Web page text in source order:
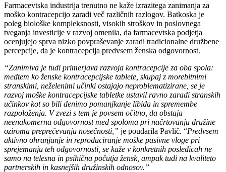
Farmacevtska industrija trenutno ne kaže izrazitega zanimanja za
moško kontracepcijo zaradi več različnih razlogov. Batkoska je
poleg biološke kompleksnosti, visokih stroškov in poslovnega
tveganja investicije v razvoj omenila, da farmacevtska podjetja
ocenjujejo sprva nizko povpraševanje zaradi tradicionalne družbene
percepcije, da je kontracepcija predvsem ženska odgovornost.
“Zanimiva je tudi primerjava razvoja kontracepcije za oba spola:
medtem ko ženske kontracepcijske tablete, skupaj z morebitnimi
stranskimi, neželenimi učinki ostajajo neproblematizirane, se je
razvoj moške kontracepcijske tabletke ustavil ravno zaradi stranskih
učinkov kot so bili denimo pomanjkanje libida in spremembe
razpoloženja. V zvezi s tem je povsem očitno, da obstaja
neenakomerna odgovornost med spoloma pri načrtovanju družine
oziroma preprečevanju nosečnosti,” je poudarila Pavlič. “Predvsem
aktivno ohranjanje in reproduciranje moške pasivne vloge pri
sprejemanju teh odgovornosti, se kaže v konkretnih posledicah ne
samo na telesna in psihična počutja žensk, ampak tudi na kvaliteto
partnerskih in kasnejših družinskih odnosov.”